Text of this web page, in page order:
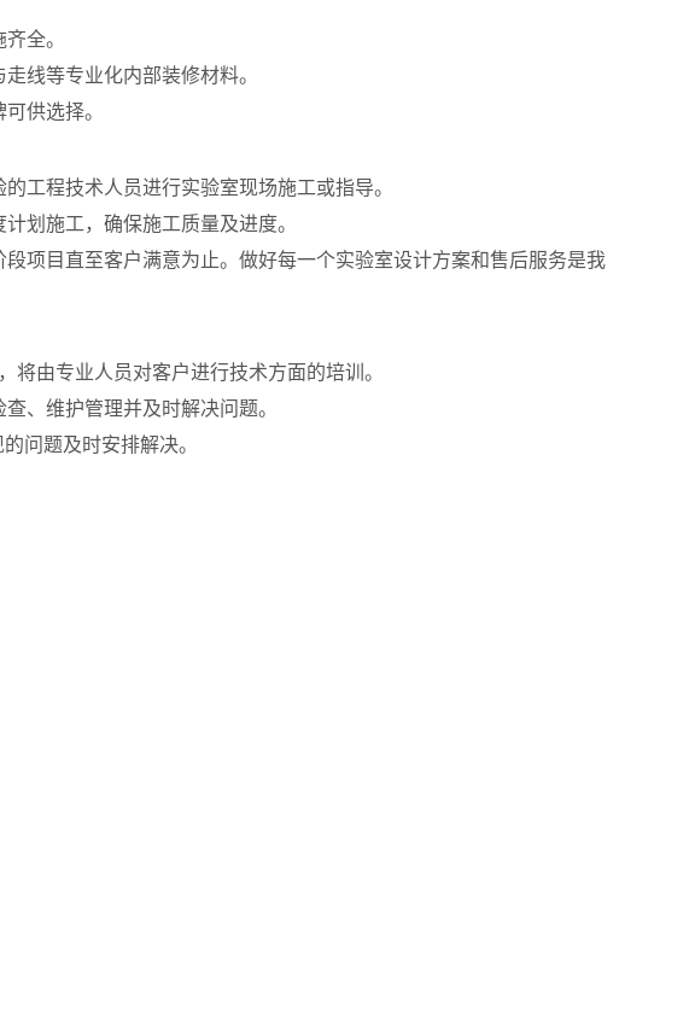
全。
线等专业化内部装修材料。
供选择。
工程技术人员进行实验室现场施工或指导。
划施工，确保施工质量及进度。
项目直至客户满意为止。做好每一个实验室设计方案和售后服务是我
由专业人员对客户进行技术方面的培训。
、维护管理并及时解决问题。
问题及时安排解决。